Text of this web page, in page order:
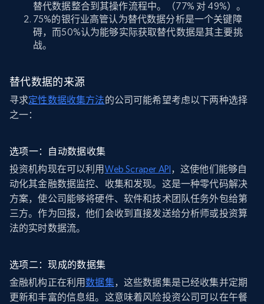
替代数据整合到其操作流程中。（77% 对 49%）。
75%的银行业高管认为替代数据分析是一个关键障
碍，而50%认为能够实际获取替代数据是其主要挑
战。
替代数据的来源
寻求定性数据收集方法的公司可能希望考虑以下两种选择
之一：
选项一：自动数据收集
投资机构现在可以利用 Web Scraper API ，这使他们能够自
动化其金融数据监控、收集和发现。这是一种零代码解决
方案，使公司能够将硬件、软件和技术团队任务外包给第
三方。作为回报，他们会收到直接发送给分析师或投资算
法的实时数据流。
选项二：现成的数据集
金融机构正在利用数据集，这些数据集是已经收集并定期
更新和丰富的信息组。这意味着风险投资公司可以在午餐